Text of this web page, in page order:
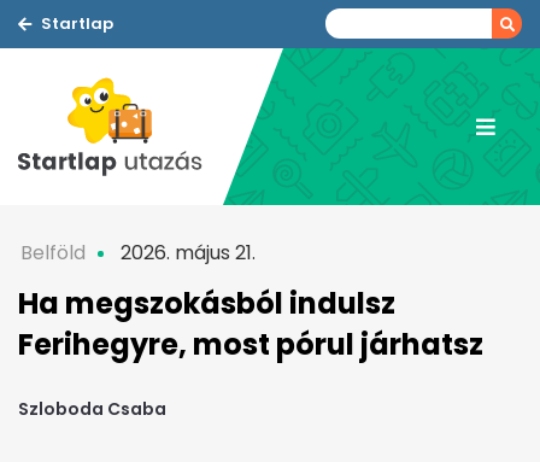
Startlap
Belföld 2026. május 21.
Ha megszokásból indulsz
Ferihegyre, most pórul járhatsz
Szloboda Csaba